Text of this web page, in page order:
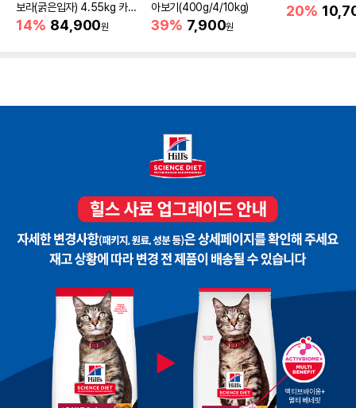
보라(굵은입자) 4.55kg 카사
바모래
14% 84,900원
아보기(400g/4/10kg)
39% 7,900원
20%